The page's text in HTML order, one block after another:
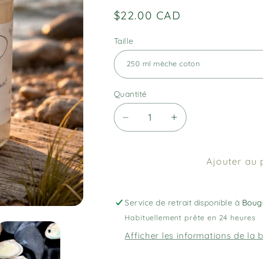
Prix
$22.00 CAD
Taille
Quantité
Réduire
du
Fleuve
Saint
Laurent
Augmenter
du
Fleuve
Saint
Laurent
Ajouter au
Service de retrait disponible à
Habituellement prête en 24 heures
Afficher les informations de la